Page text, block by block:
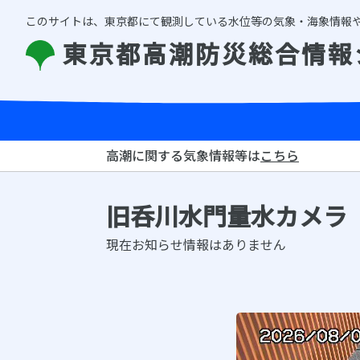
このサイトは、東京都にて観測している水位等の気象・海象情
東京都高潮防災総合情
高潮に関する気象情報等はこちら
旧呑川水門量水カメラ
現在お知らせ情報はありません